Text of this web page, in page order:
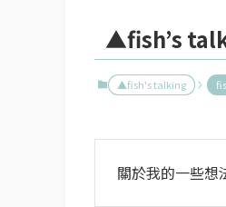
▲fish’s
▲fish's talking
關於我的一些想